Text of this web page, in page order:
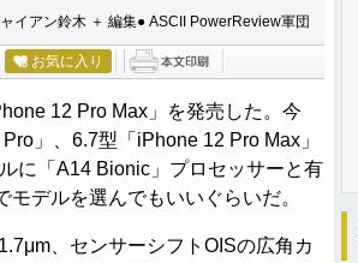
イアン鈴木 ＋ 編集● ASCII PowerReview軍団
お気に入り
12 Pro Max」を発売した。今
」、6.7型「iPhone 12 Pro Max」
に「A14 Bionic」プロセッサーと有
デルを選んでもいいぐらいだ。
、センサーシフトOISの広角カ